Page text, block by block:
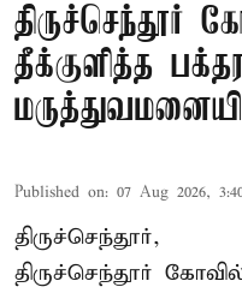
திருச்செந்தூர்
தீக்குளித்த
Published on: 07 Aug 2026,
திருச்செந்தூர்,
திருச்செந்தூர்